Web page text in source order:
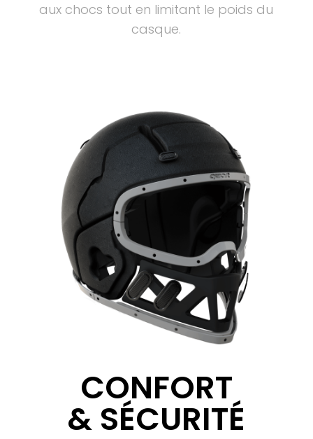
aux chocs tout en limitant le poids du
casque.
CONFORT
& SÉCURITÉ